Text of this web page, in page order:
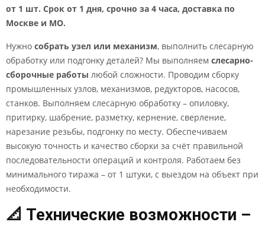
от 1 шт. Срок от 1 дня, срочно за 4 часа, доставка по
Москве и МО.
Нужно собрать узел или механизм, выполнить слесарную
обработку или подгонку деталей? Мы выполняем слесарно-
сборочные работы любой сложности. Проводим сборку
промышленных узлов, механизмов, редукторов, насосов,
станков. Выполняем слесарную обработку – опиловку,
притирку, шабрение, разметку, кернение, сверление,
нарезание резьбы, подгонку по месту. Обеспечиваем
высокую точность и качество сборки за счёт правильной
последовательности операций и контроля. Работаем без
минимального тиража – от 1 штуки, с выездом на объект при
необходимости.
📐 Технические возможности –